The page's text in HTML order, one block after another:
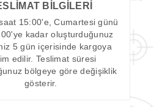
BİLGİLERİ
15:00'e, Cumartesi günü
kadar oluşturduğunuz
5 gün içerisinde kargoya
edilir. Teslimat süresi
bölgeye göre değişiklik
gösterir.